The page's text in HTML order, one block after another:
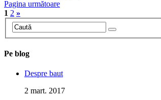
Pagina următoare
1 2 »
Pe blog
Despre baut
2 mart. 2017